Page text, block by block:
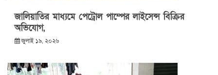
জালিয়াতির মাধ্যমে পেট্রোল পাম্পের লাইসেন্স বিক্রির
অভিযোগ,
জুলাই ১৯, ২০২৬